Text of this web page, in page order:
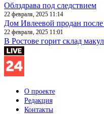
Облздрава под следствием
22 февраля, 2025 11:14
Дом Ивлеевой продан
22 февраля, 2025 11:01
В Ростове горит склад
О проекте
Редакция
Контакты